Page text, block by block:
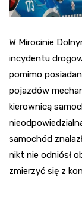
W Mirocinie
incydentu
pomimo
pojazdów
kierownicą
samochód
nikt nie odniósł
zmierzyć się z